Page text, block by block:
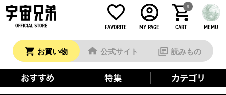
FAVORITE MY PAGE CART
0
MEMU
お買い物 公式サイト 読みもの
おすすめ 特集 カテゴリ